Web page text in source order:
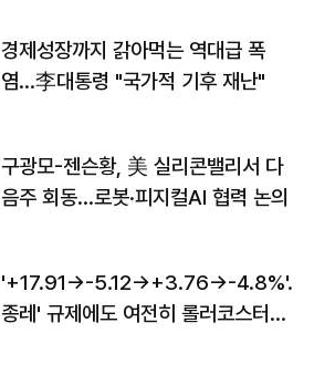
경제성장까지 갉아먹는 역대급 폭
염…李대통령 "국가적 기후 재난"
구광모-젠슨황, 美 실리콘밸리서 다
음주 회동…로봇·피지컬AI 협력 논의
'+17.91→-5.12→+3.76→-4.8%'…'
종레' 규제에도 여전히 롤러코스터